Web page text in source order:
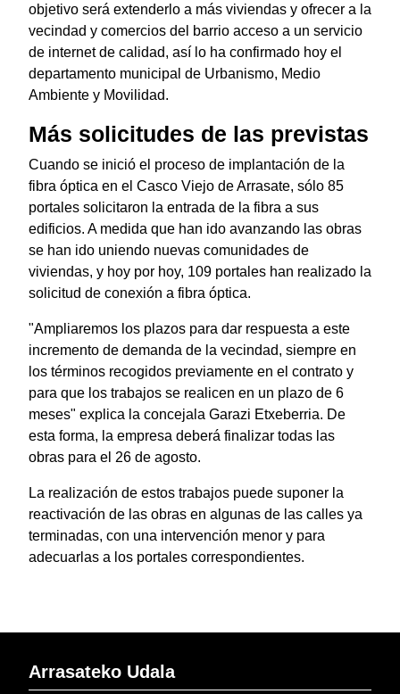
objetivo será extenderlo a más viviendas y ofrecer a la
vecindad y comercios del barrio acceso a un servicio
de internet de calidad, así lo ha confirmado hoy el
departamento municipal de Urbanismo, Medio
Ambiente y Movilidad.
Más solicitudes de las previstas
Cuando se inició el proceso de implantación de la
fibra óptica en el Casco Viejo de Arrasate, sólo 85
portales solicitaron la entrada de la fibra a sus
edificios. A medida que han ido avanzando las obras
se han ido uniendo nuevas comunidades de
viviendas, y hoy por hoy, 109 portales han realizado la
solicitud de conexión a fibra óptica.
"Ampliaremos los plazos para dar respuesta a este
incremento de demanda de la vecindad, siempre en
los términos recogidos previamente en el contrato y
para que los trabajos se realicen en un plazo de 6
meses" explica la concejala Garazi Etxeberria. De
esta forma, la empresa deberá finalizar todas las
obras para el 26 de agosto.
La realización de estos trabajos puede suponer la
reactivación de las obras en algunas de las calles ya
terminadas, con una intervención menor y para
adecuarlas a los portales correspondientes.
Arrasateko Udala